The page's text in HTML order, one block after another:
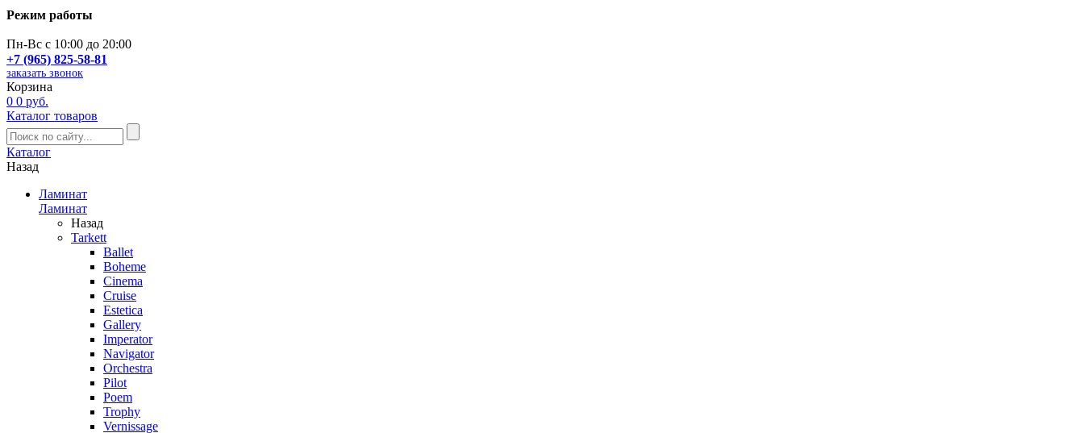
Режим работы
Пн-Вс с 10:00 до 20:00
+7 (965) 825-58-81
заказать звонок
Корзина
0 0 руб.
Каталог товаров
Каталог
Назад
Ламинат
Ламинат
Назад
Tarkett
Ballet
Boheme
Cinema
Cruise
Estetica
Gallery
Imperator
Navigator
Orchestra
Pilot
Poem
Trophy
Vernissage